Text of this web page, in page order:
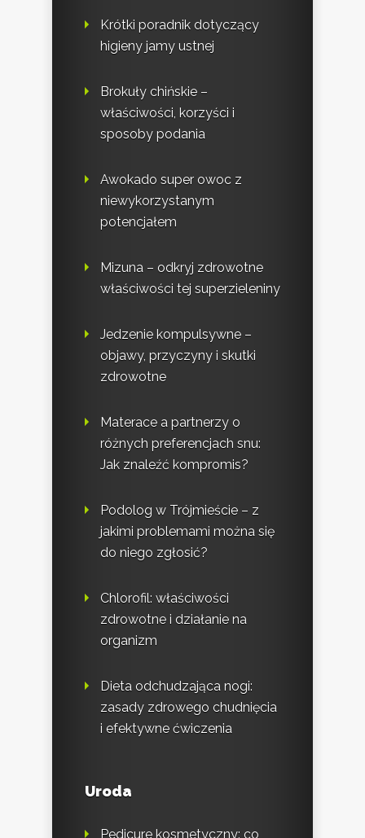
Krótki poradnik dotyczący
higieny jamy ustnej
Brokuły chińskie –
właściwości, korzyści i
sposoby podania
Awokado super owoc z
niewykorzystanym
potencjałem
Mizuna – odkryj zdrowotne
właściwości tej superzieleniny
Jedzenie kompulsywne –
objawy, przyczyny i skutki
zdrowotne
Materace a partnerzy o
różnych preferencjach snu:
Jak znaleźć kompromis?
Podolog w Trójmieście – z
jakimi problemami można się
do niego zgłosić?
Chlorofil: właściwości
zdrowotne i działanie na
organizm
Dieta odchudzająca nogi:
zasady zdrowego chudnięcia
i efektywne ćwiczenia
Uroda
Pedicure kosmetyczny: co